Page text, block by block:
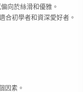
向於絲滑和優雅。
合初學者和資深愛好者。
因素。